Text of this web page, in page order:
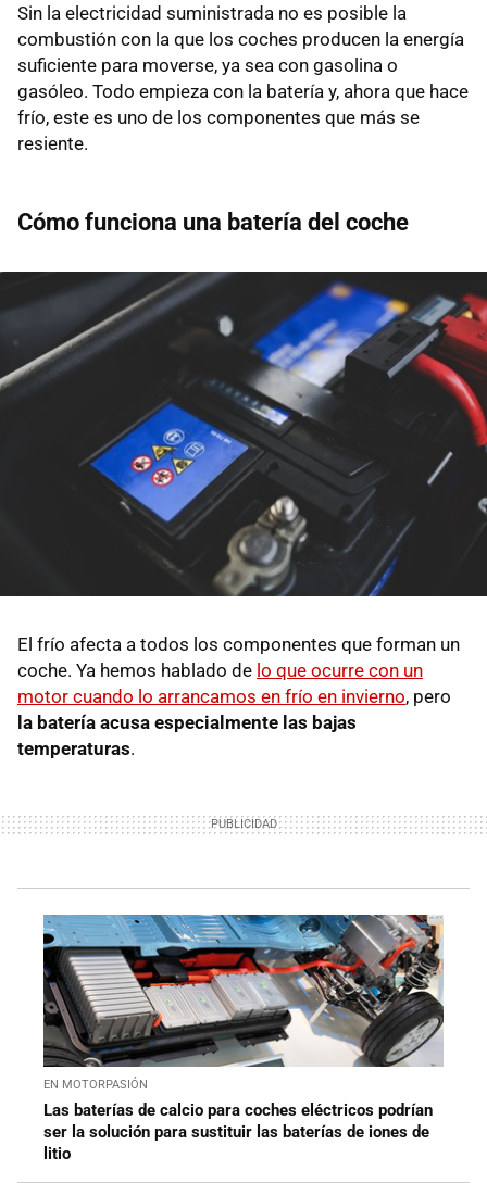
Sin la electricidad suministrada no es posible la
combustión con la que los coches producen la energía
suficiente para moverse, ya sea con gasolina o
gasóleo. Todo empieza con la batería y, ahora que hace
frío, este es uno de los componentes que más se
resiente.
Cómo funciona una batería del coche
El frío afecta a todos los componentes que forman un
coche. Ya hemos hablado de lo que ocurre con un
motor cuando lo arrancamos en frío en invierno, pero
la batería acusa especialmente las bajas
temperaturas.
EN MOTORPASIÓN
Las baterías de calcio para coches eléctricos podrían
ser la solución para sustituir las baterías de iones de
litio